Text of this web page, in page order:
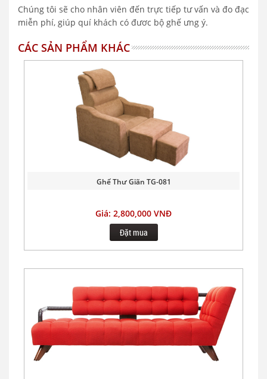
Chúng tôi sẽ cho nhân viên đến trực tiếp tư vấn và đo đạc
miễn phí, giúp quí khách có đươc bộ ghế ưng ý.
CÁC SẢN PHẨM KHÁC
Ghế Thư Giãn TG-081
Giá: 2,800,000 VNĐ
Đặt mua